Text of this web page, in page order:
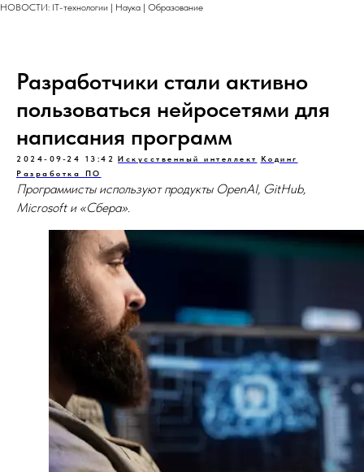
НОВОСТИ: IT-технологии | Наука | Образование
Разработчики стали активно
пользоваться нейросетями для
написания программ
2024-09-24 13:42 Искусственный интеллект
Кодинг
Разработка ПО
Программисты используют продукты OpenAI, GitHub,
Microsoft и «Сбера».